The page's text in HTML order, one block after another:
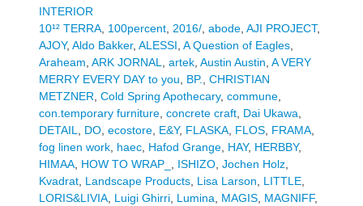
INTERIOR
10¹² TERRA, 100percent, 2016/, abode, AJI PROJECT,
AJOY, Aldo Bakker, ALESSI, A Question of Eagles,
Araheam, ARK JORNAL, artek, Austin Austin, A VERY
MERRY EVERY DAY to you, BP., CHRISTIAN
METZNER, Cold Spring Apothecary, commune,
con.temporary furniture, concrete craft, Dai Ukawa,
DETAIL, DO, ecostore, E&Y, FLASKA, FLOS, FRAMA,
fog linen work, haec, Hafod Grange, HAY, HERBBY,
HIMAA, HOW TO WRAP_ , ISHIZO, Jochen Holz,
Kvadrat, Landscape Products, Lisa Larson, LITTLE,
LORIS&LIVIA, Luigi Ghirri, Lumina, MAGIS, MAGNIFF,